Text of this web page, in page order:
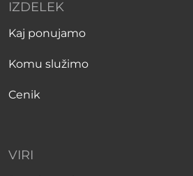
IZDELEK
Kaj ponujamo
Komu služimo
Cenik
VIRI